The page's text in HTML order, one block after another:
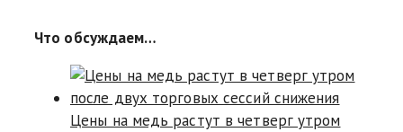
Что обсуждаем…
Цены на медь растут в четверг утром